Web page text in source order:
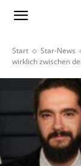
Start Star-News
wirklich zwischen